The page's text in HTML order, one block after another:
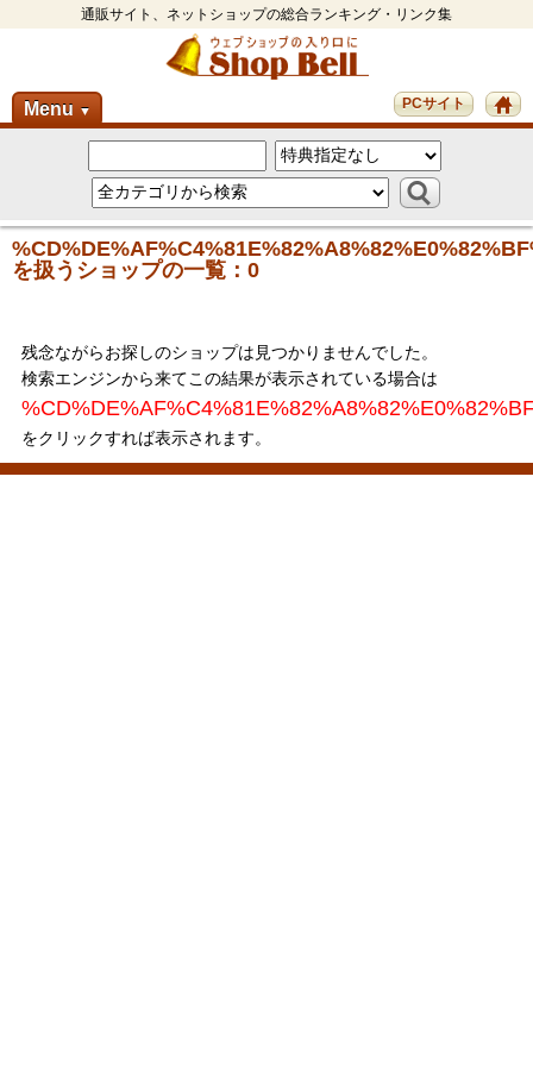
通販サイト、ネットショップの総合ランキング・リンク集
Menu ▼ PCサイト
を扱うショップの一覧：0
残念ながらお探しのショップは見つかりませんでした。
検索エンジンから来てこの結果が表示されている場合は
をクリックすれば表示されます。